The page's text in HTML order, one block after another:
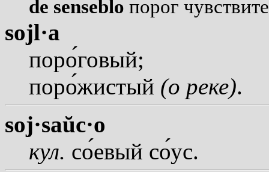
de senseblo порог чувстви
sojl·a
пороговый;
порожистый (о реке).
soj·saŭc·o
кул. соевый соус.